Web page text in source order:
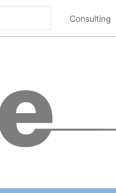
Consulting